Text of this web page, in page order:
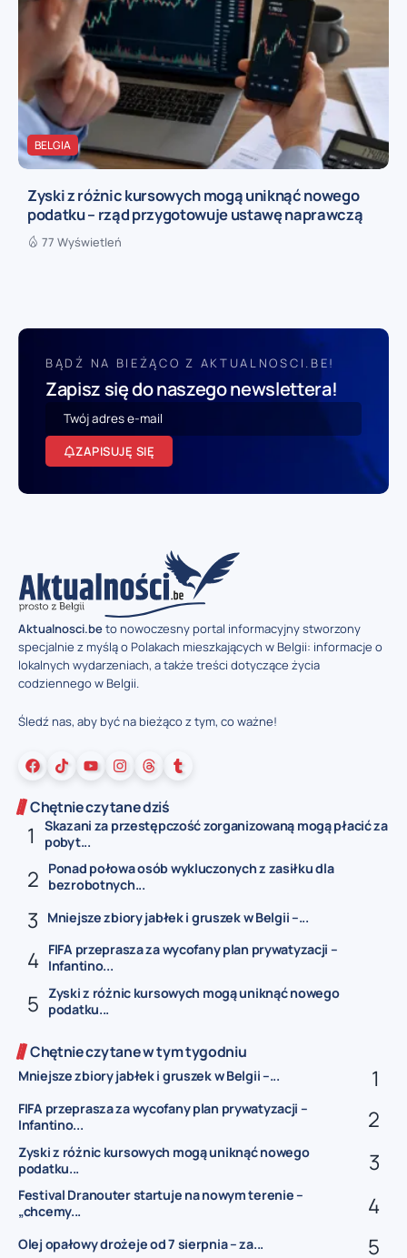
BELGIA
Zyski z różnic kursowych mogą uniknąć nowego
podatku – rząd przygotowuje ustawę naprawczą
77 Wyświetleń
BĄDŹ NA BIEŻĄCO Z AKTUALNOSCI.BE!
Zapisz się do naszego newslettera!
ZAPISUJĘ SIĘ
Aktualnosci.beto nowoczesny portal informacyjny stworzony
specjalnie z myślą o Polakach mieszkających w Belgii: informacje o
lokalnych wydarzeniach, a także treści dotyczące życia
codziennego w Belgii.
Śledź nas, aby być na bieżąco z tym, co ważne!
Chętnie czytane dziś
Skazani za przestępczość zorganizowaną mogą płacić za
pobyt...
Ponad połowa osób wykluczonych z zasiłku dla
bezrobotnych...
Mniejsze zbiory jabłek i gruszek w Belgii –...
FIFA przeprasza za wycofany plan prywatyzacji –
Infantino...
Zyski z różnic kursowych mogą uniknąć nowego
podatku...
Chętnie czytane w tym tygodniu
Mniejsze zbiory jabłek i gruszek w Belgii –...
FIFA przeprasza za wycofany plan prywatyzacji –
Infantino...
Zyski z różnic kursowych mogą uniknąć nowego
podatku...
Festival Dranouter startuje na nowym terenie –
„chcemy...
Olej opałowy drożeje od 7 sierpnia – za...